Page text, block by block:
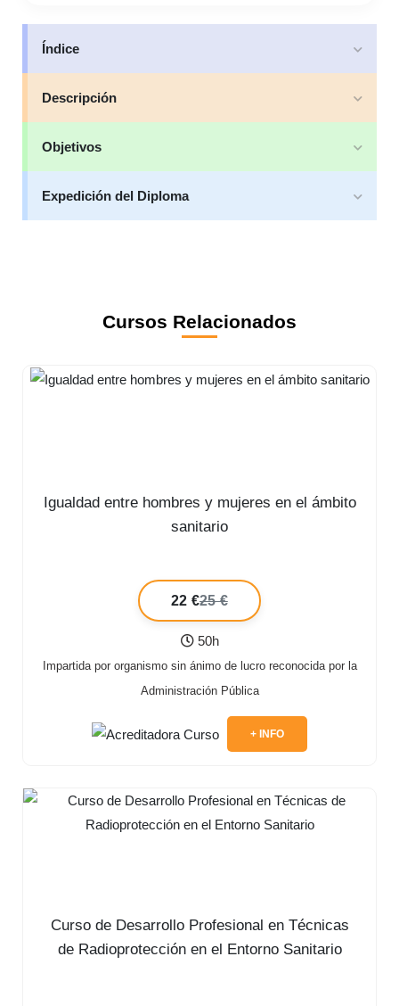
Índice
Descripción
Objetivos
Expedición del Diploma
Cursos Relacionados
Igualdad entre hombres y mujeres en el ámbito
sanitario
22 €25 €
50h
Impartida por organismo sin ánimo de lucro reconocida por la
Administración Pública
+ INFO
Curso de Desarrollo Profesional en Técnicas
de Radioprotección en el Entorno Sanitario